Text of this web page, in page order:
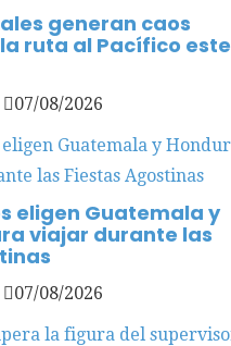
generan caos
ruta al Pacífico este
07/08/2026
eligen Guatemala y
viajar durante las
07/08/2026